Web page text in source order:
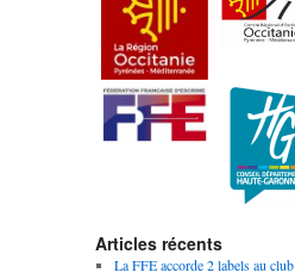
Articles récents
La FFE accorde 2 labels au club